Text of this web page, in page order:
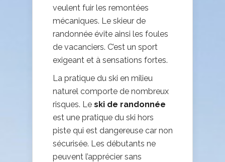
veulent fuir les remontées
mécaniques. Le skieur de
randonnée évite ainsi les foules
de vacanciers. C’est un sport
exigeant et à sensations fortes.
La pratique du ski en milieu
naturel comporte de nombreux
risques. Le ski de randonnée
est une pratique du ski hors
piste qui est dangereuse car non
sécurisée. Les débutants ne
peuvent l’apprécier sans